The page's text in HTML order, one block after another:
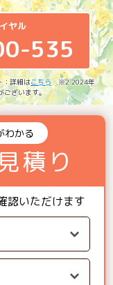
ヤル
535
：詳細はこちら ※2 2024年
ざいます。
わかる
積り
認いただけます